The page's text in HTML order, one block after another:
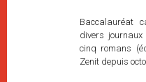
Baccalauréat
divers
cinq romans
Zenit depuis